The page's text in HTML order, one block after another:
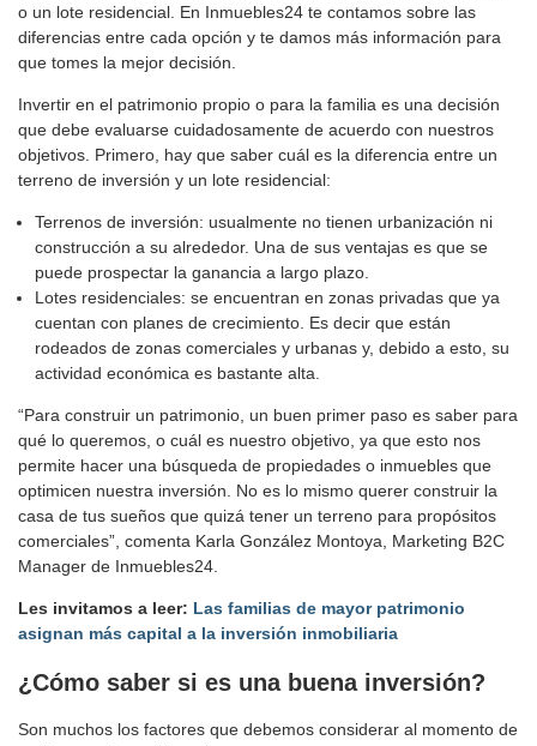
o un lote residencial. En Inmuebles24 te contamos sobre las
diferencias entre cada opción y te damos más información para
que tomes la mejor decisión.
Invertir en el patrimonio propio o para la familia es una decisión
que debe evaluarse cuidadosamente de acuerdo con nuestros
objetivos. Primero, hay que saber cuál es la diferencia entre un
terreno de inversión y un lote residencial:
Terrenos de inversión: usualmente no tienen urbanización ni
construcción a su alrededor. Una de sus ventajas es que se
puede prospectar la ganancia a largo plazo.
Lotes residenciales: se encuentran en zonas privadas que ya
cuentan con planes de crecimiento. Es decir que están
rodeados de zonas comerciales y urbanas y, debido a esto, su
actividad económica es bastante alta.
“Para construir un patrimonio, un buen primer paso es saber para
qué lo queremos, o cuál es nuestro objetivo, ya que esto nos
permite hacer una búsqueda de propiedades o inmuebles que
optimicen nuestra inversión. No es lo mismo querer construir la
casa de tus sueños que quizá tener un terreno para propósitos
comerciales”, comenta Karla González Montoya, Marketing B2C
Manager de Inmuebles24.
Les invitamos a leer: Las familias de mayor patrimonio
asignan más capital a la inversión inmobiliaria
¿Cómo saber si es una buena inversión?
Son muchos los factores que debemos considerar al momento de